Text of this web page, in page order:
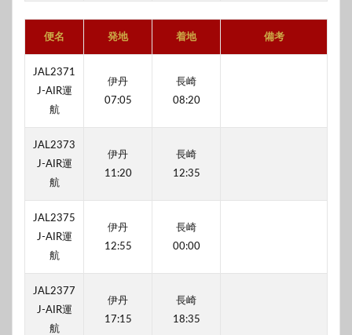
便名 発地 着地 備考
JAL2371
J-AIR運
航
伊丹
07:05
長崎
08:20
JAL2373
J-AIR運
航
伊丹
11:20
長崎
12:35
JAL2375
J-AIR運
航
伊丹
12:55
長崎
00:00
JAL2377
J-AIR運
航
伊丹
17:15
長崎
18:35